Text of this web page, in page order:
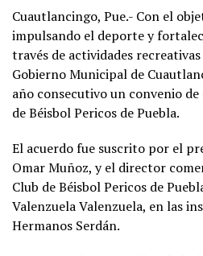
Cuautlancingo, Pue.- Con el
impulsando el deporte y
través de actividades
Gobierno Municipal de
año consecutivo un convenio
de Béisbol Pericos de Puebla.
El acuerdo fue suscrito por el
Omar Muñoz, y el director
Club de Béisbol Pericos de
Valenzuela Valenzuela, en las
Hermanos Serdán.